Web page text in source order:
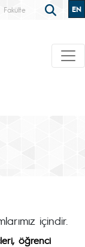
Fakülte EN
içindir.
öğrenci